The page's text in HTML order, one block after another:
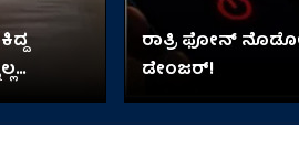
ಬಾಲಕಿ!
ರಾತ್ರಿ ಫೋನ್​​
ಡೇಂಜರ್!